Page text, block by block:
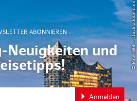
ABONNIEREN
Neuigkeiten und
Anmelden
© Powell83 – stock.adobe.com